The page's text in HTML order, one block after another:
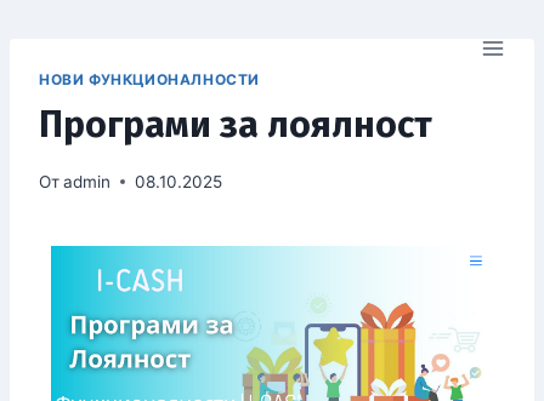
НОВИ ФУНКЦИОНАЛНОСТИ
Програми за лоялност
Отadmin 08.10.2025